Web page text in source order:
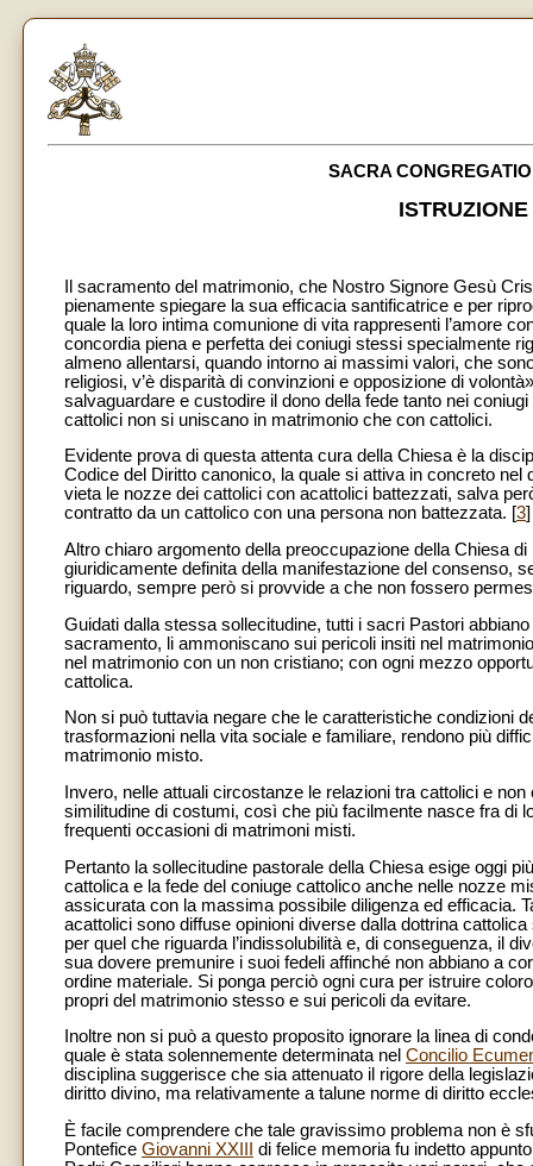
SACRA
Il sacramento del matrimonio, che Nostro Signore Gesù
pienamente spiegare la sua efficacia santificatrice e per
quale la loro intima comunione di vita rappresenti l’amore
concordia piena e perfetta dei coniugi stessi specialmente
almeno allentarsi, quando intorno ai massimi valori, che
religiosi, v’è disparità di convinzioni e opposizione di
salvaguardare e custodire il dono della fede tanto nei
cattolici non si uniscano in matrimonio che con cattolici.
Evidente prova di questa attenta cura della Chiesa è la
Codice del Diritto canonico, la quale si attiva in concreto
vieta le nozze dei cattolici con acattolici battezzati, salva
contratto da un cattolico con una persona non battezzata. [3]
Altro chiaro argomento della preoccupazione della Chiesa
giuridicamente definita della manifestazione del consenso,
riguardo, sempre però si provvide a che non fossero
Guidati dalla stessa sollecitudine, tutti i sacri Pastori
sacramento, li ammoniscano sui pericoli insiti nel
nel matrimonio con un non cristiano; con ogni mezzo
cattolica.
Non si può tuttavia negare che le caratteristiche condizioni
trasformazioni nella vita sociale e familiare, rendono più
matrimonio misto.
Invero, nelle attuali circostanze le relazioni tra cattolici e
similitudine di costumi, così che più facilmente nasce fra di
frequenti occasioni di matrimoni misti.
Pertanto la sollecitudine pastorale della Chiesa esige oggi
cattolica e la fede del coniuge cattolico anche nelle nozze
assicurata con la massima possibile diligenza ed efficacia.
acattolici sono diffuse opinioni diverse dalla dottrina
per quel che riguarda l’indissolubilità e, di conseguenza, il
sua dovere premunire i suoi fedeli affinché non abbiano a
ordine materiale. Si ponga perciò ogni cura per istruire
propri del matrimonio stesso e sui pericoli da evitare.
Inoltre non si può a questo proposito ignorare la linea di
quale è stata solennemente determinata nel Concilio
disciplina suggerisce che sia attenuato il rigore della
diritto divino, ma relativamente a talune norme di diritto
È facile comprendere che tale gravissimo problema non è
Pontefice Giovanni XXIII
di felice memoria fu indetto